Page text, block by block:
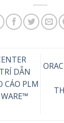
DẪN
CÁO PLM